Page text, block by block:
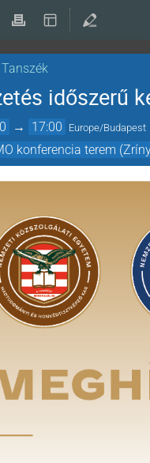
időszerű
→ 17:00 Europe/Budapest
konferencia terem